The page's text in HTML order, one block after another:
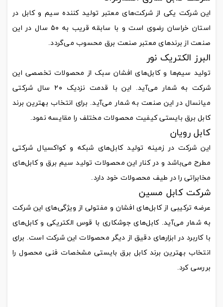
این شرکت یکی از شرکت‌های معتبر تولید کننده سیم و کابل در
استان خراسان رضوی است و با سابقه قریب به ۵۰ سال در این
صنعت از برندهای معتبر صنعت برق محسوب می‌گردد.
البرز الکتریک نور
تولید سیم‌ها و کابل‌های افشان سبک از محصولات تخصصی این
شرکت به شمار می‌آید. این با قدمت نزدیک ۲۰ سال شرکتی
میانسال در این صنعت به شمار می‌آید. برای انتخاب بهترین برند
کابل برق بایستی کیفیت محصولات مختلف را مقایسه نمود.
کابل رویان
این شرکت در زمینه تولید کابل‌های شبکه و کواکسیال شرکتی
مطرح می‌باشد و در کنار این محصولات تولید سیم برق و کابل‌های
مخابراتی را در طیف محصولات خود دارد.
شرکت کابل مسین
عرضه ترکیبی از کابل‌های افشان و مفتولی از ویژگی‌های این شرکت
به شمار می‌آید. کابل‌های جوشکاری با قوس الکتریکی و کابل‌های
با کاربرد در ابزارهای دقیق از دیگر محصولات این شرکت است. برای
انتخاب بهترین برند کابل برق بایستی مشخصات فنی محصول را
بررسی کرد.